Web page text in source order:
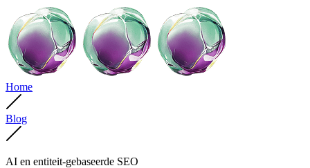
Home
Blog
AI en entiteit-gebaseerde SEO